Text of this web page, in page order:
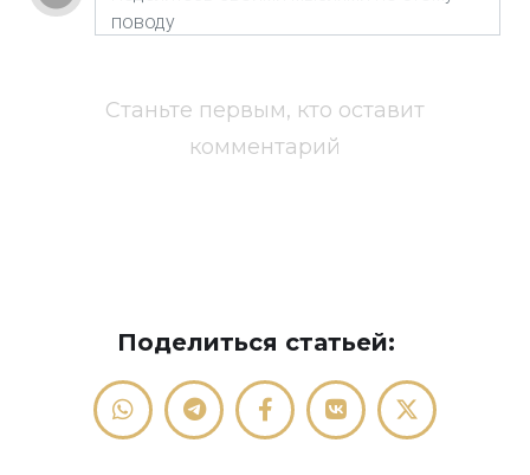
Станьте первым, кто оставит
комментарий
Поделиться статьей: